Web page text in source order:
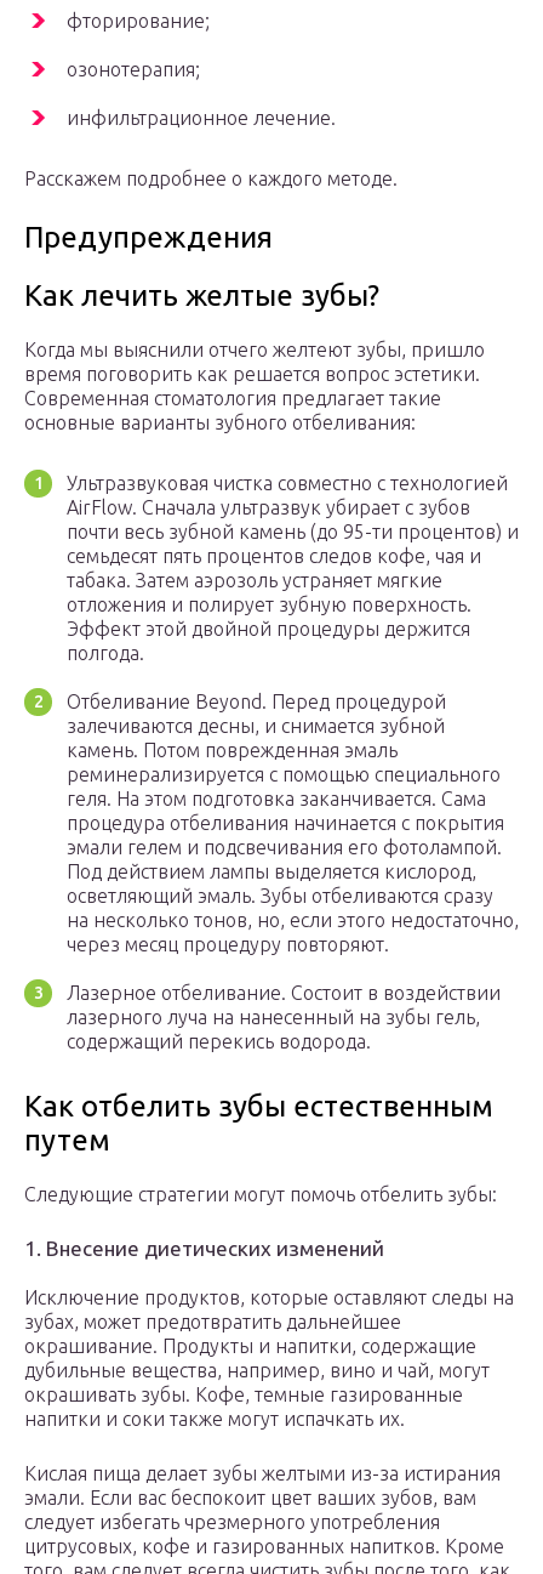
фторирование;
озонотерапия;
инфильтрационное лечение.
Расскажем подробнее о каждого методе.
Предупреждения
Как лечить желтые зубы?
Когда мы выяснили отчего желтеют зубы, пришло
время поговорить как решается вопрос эстетики.
Современная стоматология предлагает такие
основные варианты зубного отбеливания:
Ультразвуковая чистка совместно с технологией
AirFlow. Сначала ультразвук убирает с зубов
почти весь зубной камень (до 95-ти процентов) и
семьдесят пять процентов следов кофе, чая и
табака. Затем аэрозоль устраняет мягкие
отложения и полирует зубную поверхность.
Эффект этой двойной процедуры держится
полгода.
Отбеливание Beyond. Перед процедурой
залечиваются десны, и снимается зубной
камень. Потом поврежденная эмаль
реминерализируется с помощью специального
геля. На этом подготовка заканчивается. Сама
процедура отбеливания начинается с покрытия
эмали гелем и подсвечивания его фотолампой.
Под действием лампы выделяется кислород,
осветляющий эмаль. Зубы отбеливаются сразу
на несколько тонов, но, если этого недостаточно,
через месяц процедуру повторяют.
Лазерное отбеливание. Состоит в воздействии
лазерного луча на нанесенный на зубы гель,
содержащий перекись водорода.
Как отбелить зубы естественным
путем
Следующие стратегии могут помочь отбелить зубы:
1. Внесение диетических изменений
Исключение продуктов, которые оставляют следы на
зубах, может предотвратить дальнейшее
окрашивание. Продукты и напитки, содержащие
дубильные вещества, например, вино и чай, могут
окрашивать зубы. Кофе, темные газированные
напитки и соки также могут испачкать их.
Кислая пища делает зубы желтыми из-за истирания
эмали. Если вас беспокоит цвет ваших зубов, вам
следует избегать чрезмерного употребления
цитрусовых, кофе и газированных напитков. Кроме